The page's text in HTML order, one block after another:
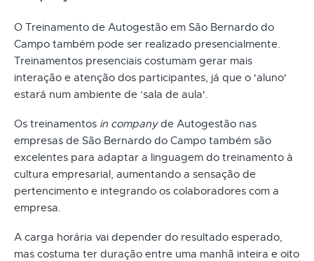
O Treinamento de Autogestão em São Bernardo do
Campo também pode ser realizado presencialmente.
Treinamentos presenciais costumam gerar mais
interação e atenção dos participantes, já que o 'aluno'
estará num ambiente de ‘sala de aula'.
Os treinamentos in companyde Autogestão nas
empresas de São Bernardo do Campo também são
excelentes para adaptar a linguagem do treinamento à
cultura empresarial, aumentando a sensação de
pertencimento e integrando os colaboradores com a
empresa.
A carga horária vai depender do resultado esperado,
mas costuma ter duração entre uma manhã inteira e oito